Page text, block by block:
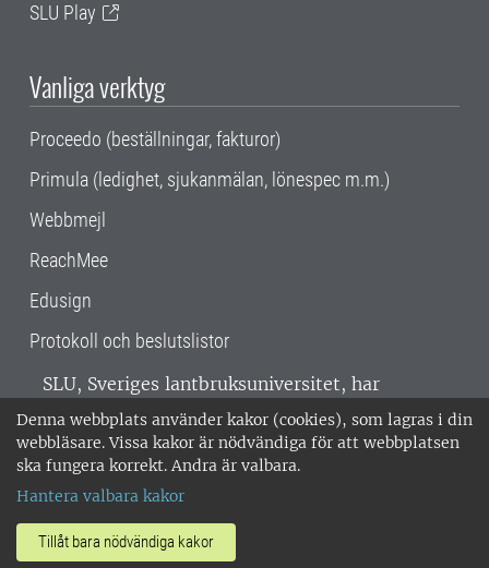
Denna webbplats använder kakor (cookies), som lagras i din
webbläsare. Vissa kakor är nödvändiga för att webbplatsen
ska fungera korrekt. Andra är valbara.
Hantera valbara kakor
Tillåt bara nödvändiga kakor
SLU Play
Vanliga verktyg
Proceedo (beställningar, fakturor)
Primula (ledighet, sjukanmälan, lönespec m.m.)
Webbmejl
ReachMee
Edusign
Protokoll och beslutslistor
SLU, Sveriges lantbruksuniversitet, har
verksamhet över hela Sverige. Huvudorter är
Alnarp, Uppsala och Umeå.SLU är
miljöcertifierat enligt ISO 14001. •
018-67 10 00 • Org nr: 202100-2817 •
Om SLU:s webbplatser